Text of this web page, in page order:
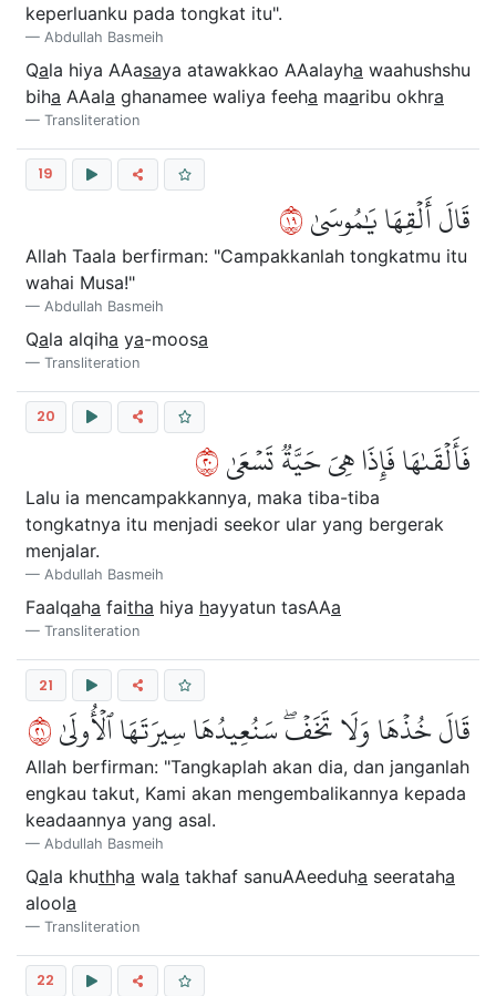
keperluanku pada tongkat itu".
Abdullah Basmeih
Qala hiya AAasaya atawakkao AAalayha waahushshu
biha AAala ghanamee waliya feeha maaribu okhra
Transliteration
19
قَالَ أَلۡقِهَا يَٰمُوسَىٰ٩١
Allah Taala berfirman: "Campakkanlah tongkatmu itu
wahai Musa!"
Abdullah Basmeih
Qala alqiha ya-moosa
Transliteration
20
فَأَلۡقَىٰهَا فَإِذَا هِيَ حَيَّةٞ تَسۡعَىٰ٠٢
Lalu ia mencampakkannya, maka tiba-tiba
tongkatnya itu menjadi seekor ular yang bergerak
menjalar.
Abdullah Basmeih
Faalqaha faitha hiya hayyatun tasAAa
Transliteration
21
قَالَ خُذۡهَا وَلَا تَخَفۡۖ سَنُعِيدُهَا سِيرَتَهَا ٱلۡأُولَىٰ١٢
Allah berfirman: "Tangkaplah akan dia, dan janganlah
engkau takut, Kami akan mengembalikannya kepada
keadaannya yang asal.
Abdullah Basmeih
Qala khuthha wala takhaf sanuAAeeduha seerataha
aloola
Transliteration
22